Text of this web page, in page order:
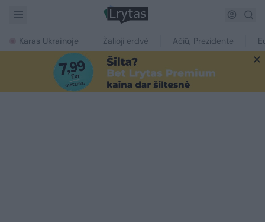
Karas Ukrainoje Žalioji erdvė Ačiū, Prezidente